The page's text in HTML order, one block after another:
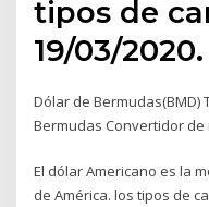
tipos de
19/03/
Dólar de Bermudas(BMD)
Bermudas Convertidor de
El dólar Americano es la
de América. los tipos de